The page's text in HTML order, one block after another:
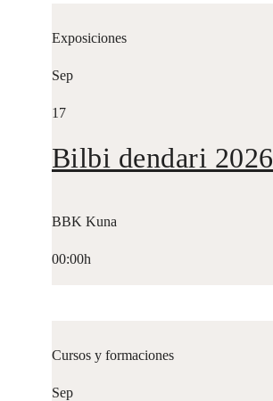
Exposiciones
Sep
17
Bilbi dendari 2026
BBK Kuna
00:00h
Cursos y formaciones
Sep